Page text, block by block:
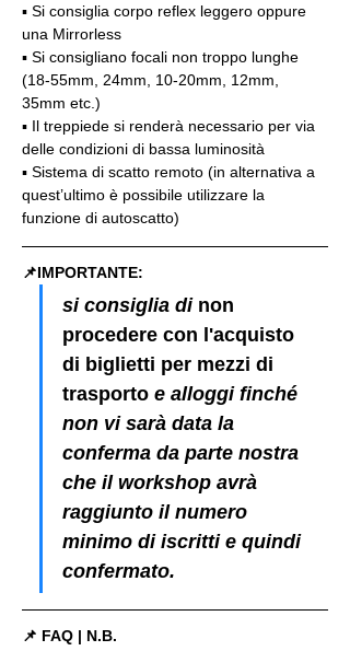
▪️ Si consiglia corpo reflex leggero oppure
una Mirrorless
▪️ Si consigliano focali non troppo lunghe
(18-55mm, 24mm, 10-20mm, 12mm,
35mm etc.)
▪️ Il treppiede si renderà necessario per via
delle condizioni di bassa luminosità
▪️ Sistema di scatto remoto (in alternativa a
quest’ultimo è possibile utilizzare la
funzione di autoscatto)
📌IMPORTANTE:
si consiglia di non
procedere con l'acquisto
di biglietti per mezzi di
trasporto e alloggi finché
non vi sarà data la
conferma da parte nostra
che il workshop avrà
raggiunto il numero
minimo di iscritti e quindi
confermato.
📌 FAQ | N.B.